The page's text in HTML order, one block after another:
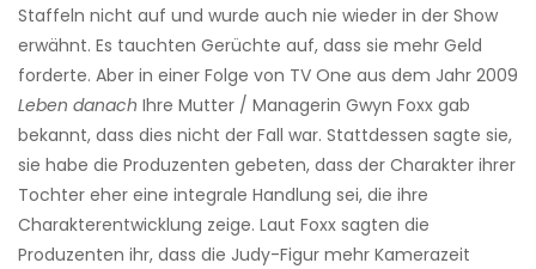
Staffeln nicht auf und wurde auch nie wieder in der Show
erwähnt. Es tauchten Gerüchte auf, dass sie mehr Geld
forderte. Aber in einer Folge von TV One aus dem Jahr 2009
Leben danach Ihre Mutter / Managerin Gwyn Foxx gab
bekannt, dass dies nicht der Fall war. Stattdessen sagte sie,
sie habe die Produzenten gebeten, dass der Charakter ihrer
Tochter eher eine integrale Handlung sei, die ihre
Charakterentwicklung zeige. Laut Foxx sagten die
Produzenten ihr, dass die Judy-Figur mehr Kamerazeit